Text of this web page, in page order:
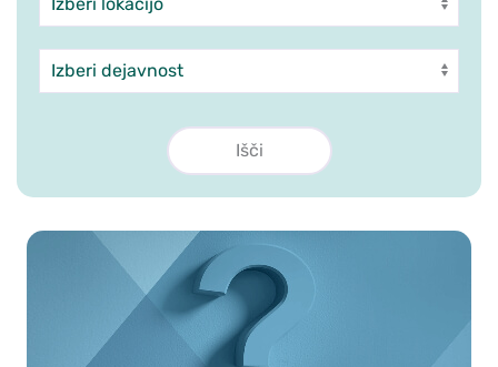
Dejavnost